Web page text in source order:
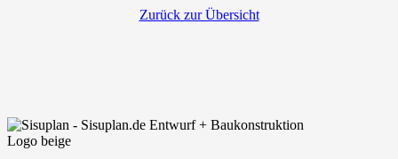
Zurück zur Übersicht